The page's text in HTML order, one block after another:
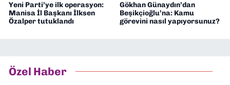
Yeni Parti’ye ilk operasyon:
Manisa İl Başkanı İlksen
Özalper tutuklandı
Gökhan Günaydın’dan
Beşikçioğlu’na: Kamu
görevini nasıl yapıyorsunuz?
Özel Haber